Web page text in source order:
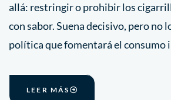
allá: restringir o prohibir los
con sabor. Suena decisivo, pero no
política que fomentará el consumo
LEER MÁS